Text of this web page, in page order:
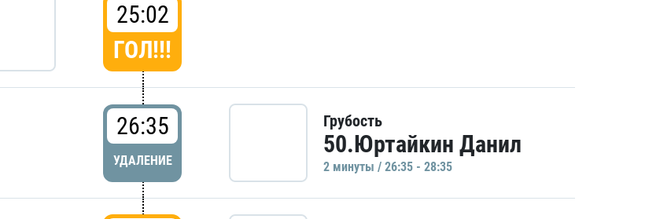
25:02
ГОЛ!!!
26:35
УДАЛЕНИЕ
Грубость
50.Юртайкин Данил
2 минуты / 26:35 - 28:35